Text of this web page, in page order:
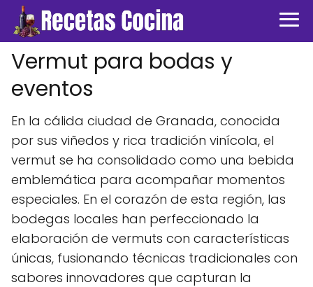
Vermut para bodas y
eventos
En la cálida ciudad de Granada, conocida
por sus viñedos y rica tradición vinícola, el
vermut se ha consolidado como una bebida
emblemática para acompañar momentos
especiales. En el corazón de esta región, las
bodegas locales han perfeccionado la
elaboración de vermuts con características
únicas, fusionando técnicas tradicionales con
sabores innovadores que capturan la